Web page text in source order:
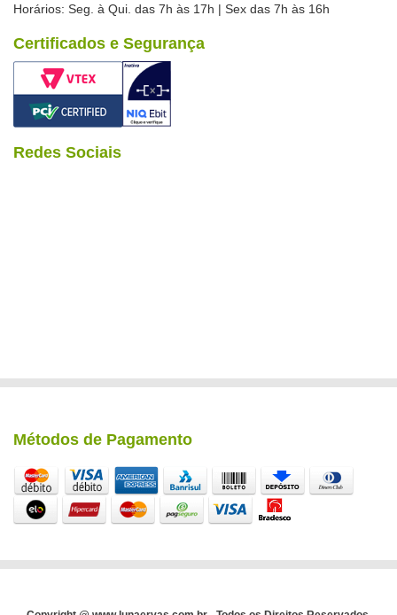
Horários: Seg. à Qui. das 7h às 17h | Sex das 7h às 16h
Certificados e Segurança
Redes Sociais
Métodos de Pagamento